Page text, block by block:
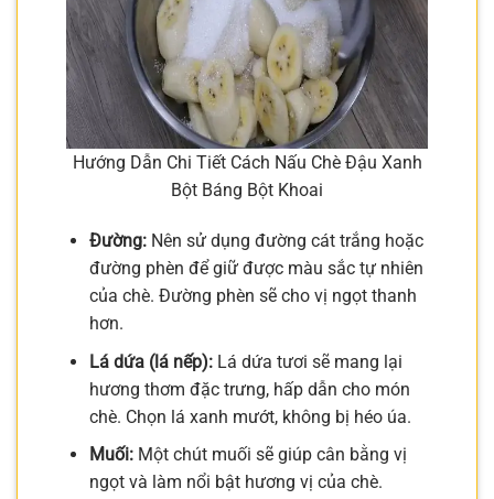
Hướng Dẫn Chi Tiết Cách Nấu Chè Đậu Xanh
Bột Báng Bột Khoai
Đường:Nên sử dụng đường cát trắng hoặc
đường phèn để giữ được màu sắc tự nhiên
của chè. Đường phèn sẽ cho vị ngọt thanh
hơn.
Lá dứa (lá nếp):Lá dứa tươi sẽ mang lại
hương thơm đặc trưng, hấp dẫn cho món
chè. Chọn lá xanh mướt, không bị héo úa.
Muối:Một chút muối sẽ giúp cân bằng vị
ngọt và làm nổi bật hương vị của chè.